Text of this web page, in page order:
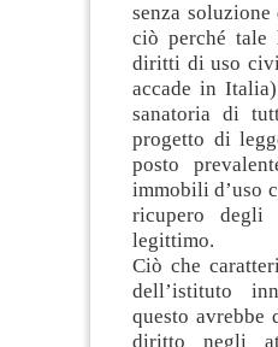
senza
ciò perché tale
diritti di uso
accade in
sanatoria di
progetto di
posto
immobili d’uso
ricupero degli
legittimo.
Ciò che
dell’istituto
questo
diritto negli